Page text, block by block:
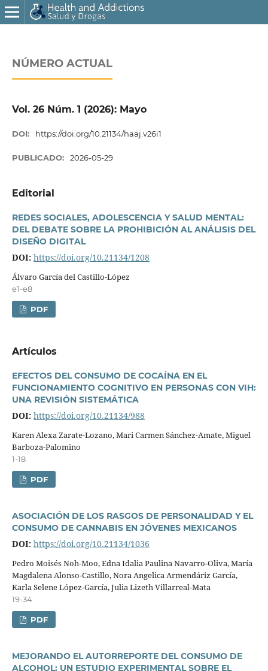
NÚMERO ACTUAL
Vol. 26 Núm. 1 (2026): Mayo
DOI: https://doi.org/10.21134/haaj.v26i1
PUBLICADO: 2026-05-29
Editorial
REDES SOCIALES, ADOLESCENCIA Y SALUD MENTAL:
DEL DEBATE SOBRE LA PROHIBICIÓN AL ANÁLISIS DEL
DISEÑO DIGITAL
DOI: https://doi.org/10.21134/1208
Álvaro Garcí­a del Castillo-López
e1-e8
PDF
Artí­culos
EFECTOS DEL CONSUMO DE COCAÍNA EN EL
FUNCIONAMIENTO COGNITIVO EN PERSONAS CON VIH:
UNA REVISIÓN SISTEMÁTICA
DOI: https://doi.org/10.21134/988
Karen Alexa Zarate-Lozano, Mari Carmen Sánchez-Amate, Miguel
Barboza-Palomino
1-18
PDF
ASOCIACIÓN DE LOS RASGOS DE PERSONALIDAD Y EL
CONSUMO DE CANNABIS EN JÓVENES MEXICANOS
DOI: https://doi.org/10.21134/1036
Pedro Moisés Noh-Moo, Edna Idalia Paulina Navarro-Oliva, Marí­a
Magdalena Alonso-Castillo, Nora Angelica Armendáriz Garcí­a,
Karla Selene López-Garcí­a, Julia Lizeth Villarreal-Mata
19-34
PDF
MEJORANDO EL AUTORREPORTE DEL CONSUMO DE
ALCOHOL: UN ESTUDIO EXPERIMENTAL SOBRE EL